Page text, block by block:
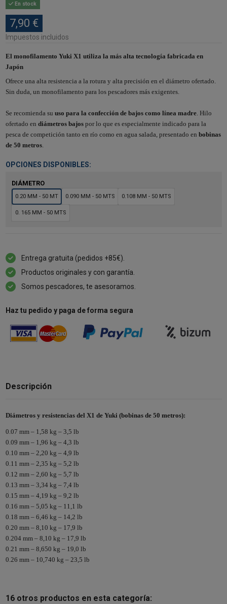
En stock
7,90 €
Impuestos incluidos
El monofilamento Yuki X1 utiliza la más alta tecnología fabricada en
Japón
Ofrece una alta resistencia a la rotura y alta precisión en el diámetro ofertado.
Sin duda, un monofilamento para los pescadores más exigentes.
Se recomienda su uso para la confección de bajos como línea madre. Hilo
ofertado en diámetros bajospor lo que es especialmente indicado para la
pesca de competición tanto en río como en agua salada, presentado en bobinas
de 50 metros.
OPCIONES DISPONIBLES:
DIÁMETRO
0.20 MM - 50 MT 0.090 MM - 50 MTS 0.108 MM - 50 MTS
0. 165 MM - 50 MTS
Entrega gratuita (pedidos +85€).
Productos originales y con garantía.
Somos pescadores, te asesoramos.
Haz tu pedido y paga de forma segura
Descripción
Diámetros y resistencias del X1 de Yuki (bobinas de 50 metros):
0.07 mm – 1,58 kg – 3,5 lb
0.09 mm – 1,96 kg – 4,3 lb
0.10 mm – 2,20 kg – 4,9 lb
0.11 mm – 2,35 kg – 5,2 lb
0.12 mm – 2,60 kg – 5,7 lb
0.13 mm – 3,34 kg – 7,4 lb
0.15 mm – 4,19 kg – 9,2 lb
0.16 mm – 5,05 kg – 11,1 lb
0.18 mm – 6,46 kg – 14,2 lb
0.20 mm – 8,10 kg – 17,9 lb
0.204 mm – 8,10 kg – 17,9 lb
0.21 mm – 8,650 kg – 19,0 lb
0.26 mm – 10,740 kg – 23,5 lb
16 otros productos en esta categoría: